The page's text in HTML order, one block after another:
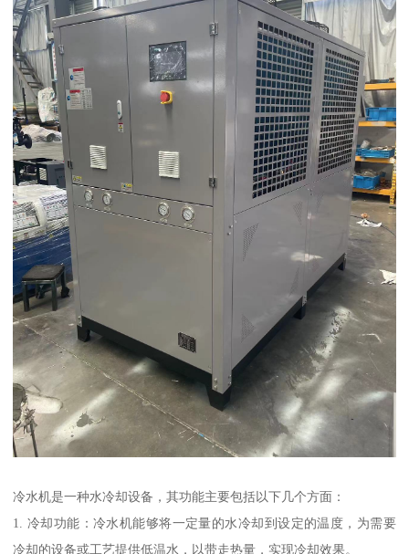
冷水机是一种水冷却设备，其功能主要包括以下几个方面：
1. 冷却功能：冷水机能够将一定量的水冷却到设定的温度，为需要
冷却的设备或工艺提供低温水，以带走热量，实现冷却效果。